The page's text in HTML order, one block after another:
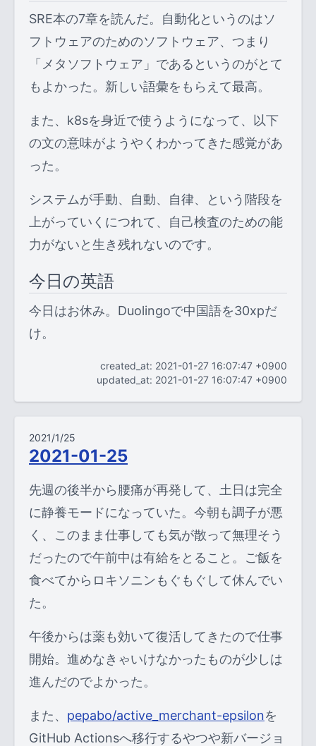
SRE本の7章を読んだ。自動化というのはソ
フトウェアのためのソフトウェア、つまり
「メタソフトウェア」であるというのがとて
もよかった。新しい語彙をもらえて最高。
また、k8sを身近で使うようになって、以下
の文の意味がようやくわかってきた感覚があ
った。
システムが手動、自動、自律、という階段を
上がっていくにつれて、自己検査のための能
力がないと生き残れないのです。
今日の英語
今日はお休み。Duolingoで中国語を30xpだ
け。
created_at: 2021-01-27 16:07:47 +0900
updated_at: 2021-01-27 16:07:47 +0900
2021/1/25
2021-01-25
先週の後半から腰痛が再発して、土日は完全
に静養モードになっていた。今朝も調子が悪
く、このまま仕事しても気が散って無理そう
だったので午前中は有給をとること。ご飯を
食べてからロキソニンもぐもぐして休んでい
た。
午後からは薬も効いて復活してきたので仕事
開始。進めなきゃいけなかったものが少しは
進んだのでよかった。
また、 pepabo/active_merchant-epsilonを
GitHub Actionsへ移行するやつや新バージョ